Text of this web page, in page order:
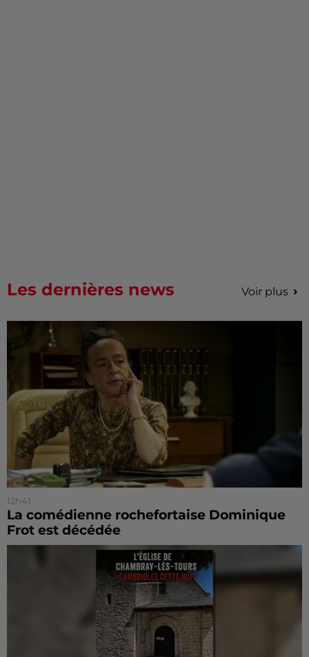
Les dernières news Voir plus
12h41
La comédienne rochefortaise Dominique
Frot est décédée